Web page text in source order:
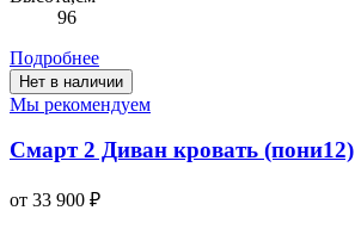
96
Подробнее
Нет в наличии
Мы рекомендуем
Смарт 2 Диван кровать (пони12)
от 33 900 ₽